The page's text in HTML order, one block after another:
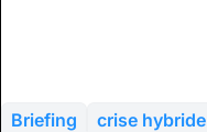
Briefing crise hybride